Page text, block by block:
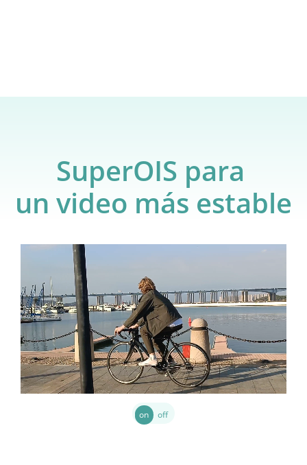
Siempre listo, siempre estable.
SuperOIS
Con OIS Sin OIS
Con SuperOIS, ofrecemos la mejor solución de
estabilización óptica del segmento. Gracias a la
SuperOIS para
un video más estable
on off